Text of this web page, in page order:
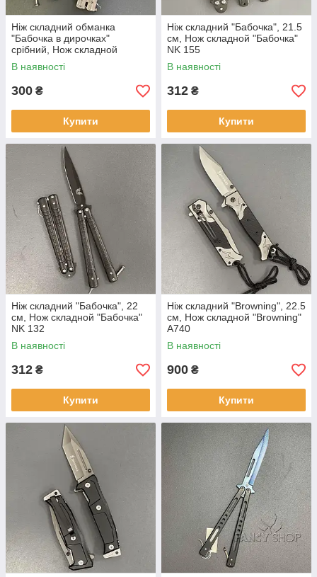
Ніж складний обманка
"Бабочка в дирочках"
срібний, Нож складной
обманка "Бабочка" NK 142
В наявності
300 ₴
Купити
Ніж складний "Бабочка", 21.5
см, Нож складной "Бабочка"
NK 155
В наявності
312 ₴
Купити
Ніж складний "Бабочка", 22
см, Нож складной "Бабочка"
NK 132
В наявності
312 ₴
Купити
Ніж складний "Browning", 22.5
см, Нож складной "Browning"
A740
В наявності
900 ₴
Купити